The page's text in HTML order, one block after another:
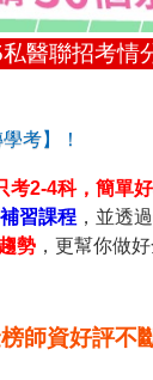
醫聯招考情
考】！
考2-4科，簡單
習課程 ，並透
勢 ，更幫你做
師資好評不